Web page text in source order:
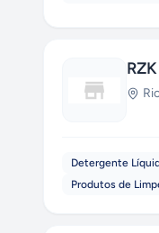
Detergente
Produtos de